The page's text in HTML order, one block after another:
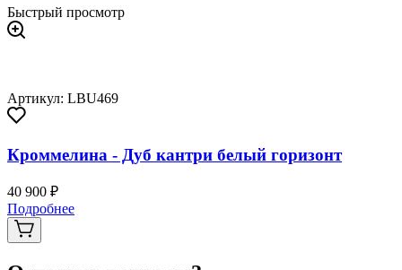
Быстрый просмотр
Артикул: LBU469
Кроммелина - Дуб кантри белый горизонт
40 900 ₽
Подробнее